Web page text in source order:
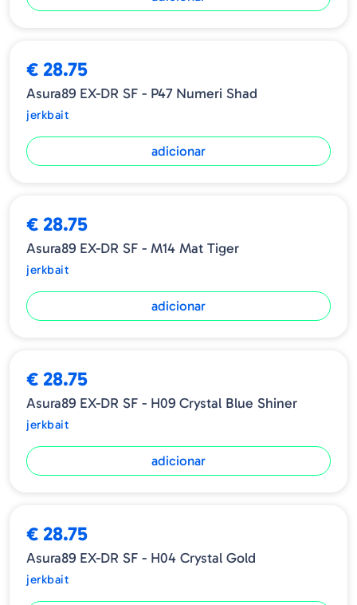
€ 28.75
Asura89 EX-DR SF - P47 Numeri Shad
jerkbait
adicionar
€ 28.75
Asura89 EX-DR SF - M14 Mat Tiger
jerkbait
adicionar
€ 28.75
Asura89 EX-DR SF - H09 Crystal Blue Shiner
jerkbait
adicionar
€ 28.75
Asura89 EX-DR SF - H04 Crystal Gold
jerkbait